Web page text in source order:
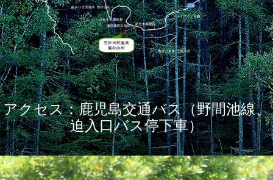
アクセス：鹿児島交通バス（野間池線、
迫入口バス停下車）